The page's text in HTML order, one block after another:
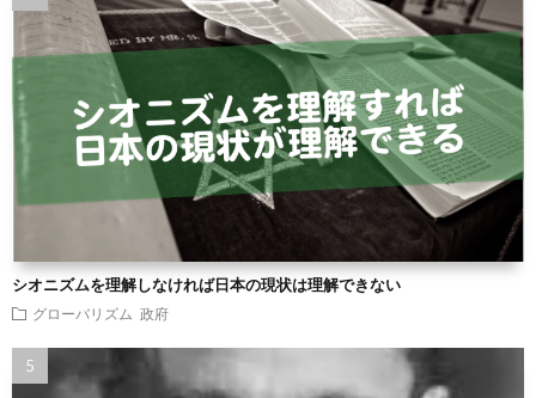
シオニズムを理解しなければ日本の現状は理解できない
グローバリズム 政府